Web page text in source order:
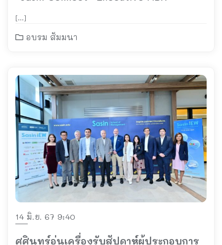
[…]
อบรม สัมมนา
14 มิ.ย. 67 9:40
ศศินทร์อุ่นเครื่องรับสัปดาห์ผู้ประกอบการ